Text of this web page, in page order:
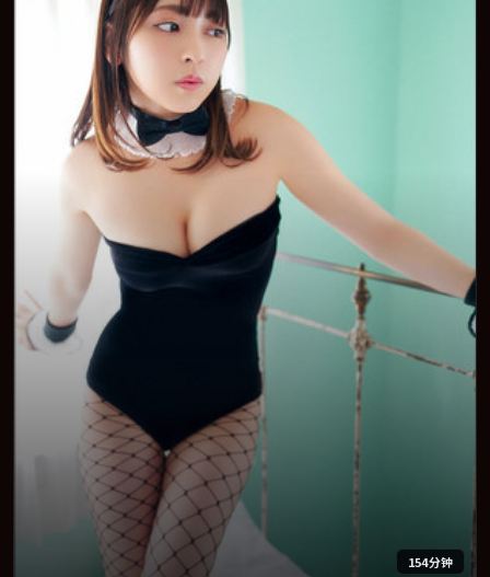
154分钟